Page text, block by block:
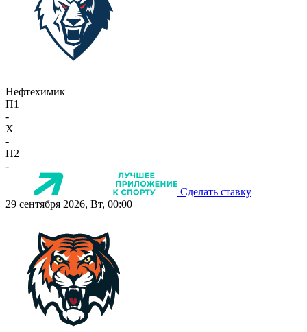
Нефтехимик
П1
-
X
-
П2
-
Сделать ставку
29 сентября 2026, Вт, 00:00